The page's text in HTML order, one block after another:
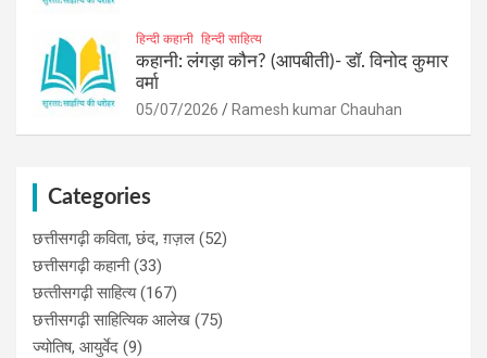
हिन्दी कहानी हिन्दी साहित्य
कहानी: लंगड़ा कौन? (आपबीती)​- डॉ. विनोद कुमार
वर्मा
05/07/2026 Ramesh kumar Chauhan
Categories
छत्तीसगढ़ी कविता, छंद, ग़ज़ल (52)
छत्तीसगढ़ी कहानी(33)
छत्‍तीसगढ़ी साहित्‍य(167)
छत्तीसगढ़ी साहित्यिक आलेख (75)
ज्योतिष, आयुर्वेद (9)